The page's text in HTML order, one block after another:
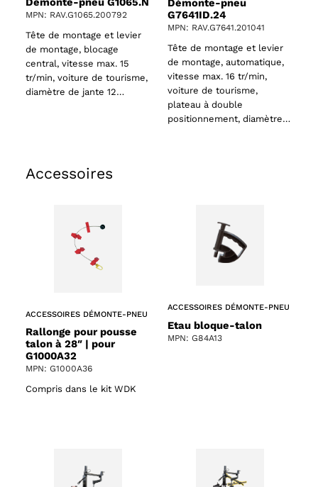
MPN: RAV.G1065.200792
Tête de montage et levier
de montage, blocage
central, vitesse max. 15
tr/min, voiture de tourisme,
diamètre de jante 12…
Démonte-pneu
G7641ID.24
MPN: RAV.G7641.201041
Tête de montage et levier
de montage, automatique,
vitesse max. 16 tr/min,
voiture de tourisme,
plateau à double
positionnement, diamètre…
Accessoires
ACCESSOIRES DÉMONTE-PNEU
Rallonge pour pousse
talon à 28″ | pour
G1000A32
MPN: G1000A36
Compris dans le kit WDK
ACCESSOIRES DÉMONTE-PNEU
Etau bloque-talon
MPN: G84A13